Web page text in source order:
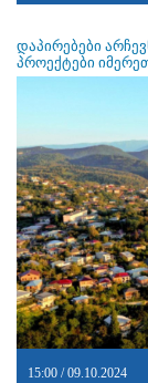
დაპირებები
პროექტები
15:00 / 09.10.2024